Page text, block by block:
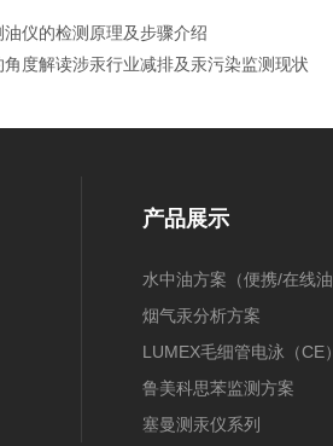
仪的检测原理及步骤介绍
角度解读涉汞行业减排及汞污染监测现状
产品展示
水中油方案（便携/在线油
膜/在线）
烟气汞分析方案
（30B/CEMS/OH）
LUMEX毛细管电泳（CE
鲁美科思苯监测方案
塞曼测汞仪系列